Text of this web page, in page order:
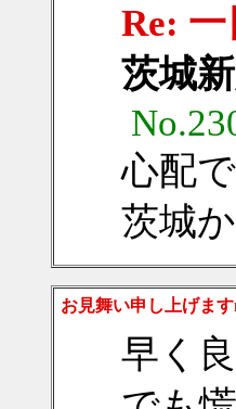
Re:
茨城
心配
茨城
お見舞い申し上げます
早く